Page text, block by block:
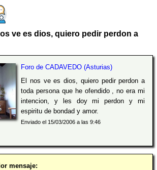
ve es dios, quiero pedir perdon a
Foro de CADAVEDO (Asturias)
El nos ve es dios, quiero pedir perdon a
toda persona que he ofendido , no era mi
intencion, y les doy mi perdon y mi
espiritu de bondad y amor.
Enviado el 15/03/2006 a las 9:46
mensaje: